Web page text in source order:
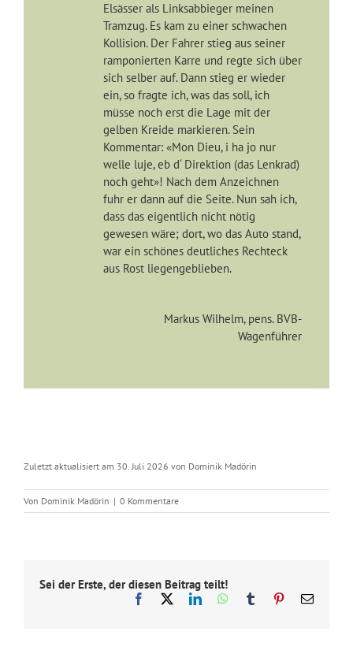
Elsässer als Linksabbieger meinen
Tramzug. Es kam zu einer schwachen
Kollision. Der Fahrer stieg aus seiner
ramponierten Karre und regte sich über
sich selber auf. Dann stieg er wieder
ein, so fragte ich, was das soll, ich
müsse noch erst die Lage mit der
gelben Kreide markieren. Sein
Kommentar: «Mon Dieu, i ha jo nur
welle luje, eb d‘ Direktion (das Lenkrad)
noch geht»! Nach dem Anzeichnen
fuhr er dann auf die Seite. Nun sah ich,
dass das eigentlich nicht nötig
gewesen wäre; dort, wo das Auto stand,
war ein schönes deutliches Rechteck
aus Rost liegengeblieben.
Markus Wilhelm, pens. BVB-
Wagenführer
Zuletzt aktualisiert am 30. Juli 2026 von Dominik Madörin
Von Dominik Madörin | 0 Kommentare
Sei der Erste, der diesen Beitrag teilt!
Facebook LinkedInWhatsApp
Tumblr Pinterest
E-